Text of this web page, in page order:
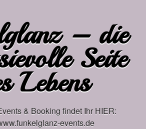
– die
Seite
Lebens
& Booking findet Ihr HIER:
events.de